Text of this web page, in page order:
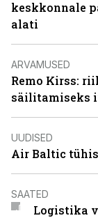
keskkonnale
alati
ARVAMUSED
Remo Kirss:
säilitamiseks
UUDISED
Air Baltic
SAATED
Logistika